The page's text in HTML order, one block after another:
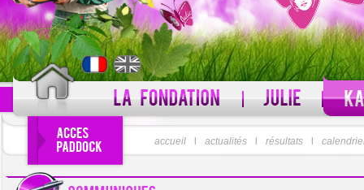
PSEUDO
Pseudo oublié ?
MOT DE PASSE
accueil actualités résultats